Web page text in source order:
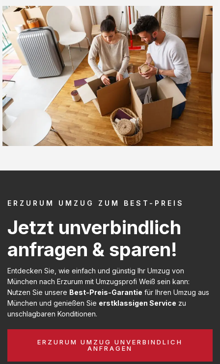
ERZURUM UMZUG ZUM BEST-PREIS
Jetzt unverbindlich
anfragen & sparen!
Entdecken Sie, wie einfach und günstig Ihr Umzug von
München nach Erzurum mit Umzugsprofi Weiß sein kann:
Nutzen Sie unsere Best-Preis-Garantie für Ihren Umzug aus
München und genießen Sie erstklassigen Service zu
unschlagbaren Konditionen.
ERZURUM UMZUG UNVERBINDLICH
ANFRAGEN